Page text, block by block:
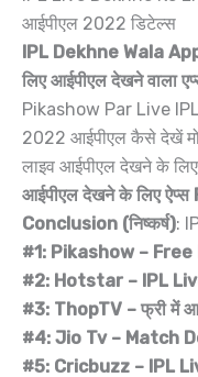
आईपीएल 2022 डिटेल्स
IPL Dekhne Wala
लिए आईपीएल देखने वाला
Pikashow Par Live
2022 आईपीएल कैसे देखें
लाइव आईपीएल देखने के लिए
आईपीएल देखने के लिए ऐप्स
Conclusion (निष्कर्ष):
#1: Pikashow – Free
#2: Hotstar – IPL
#3: ThopTV – फ्री में
#4: Jio Tv – Match
#5: Cricbuzz – IPL